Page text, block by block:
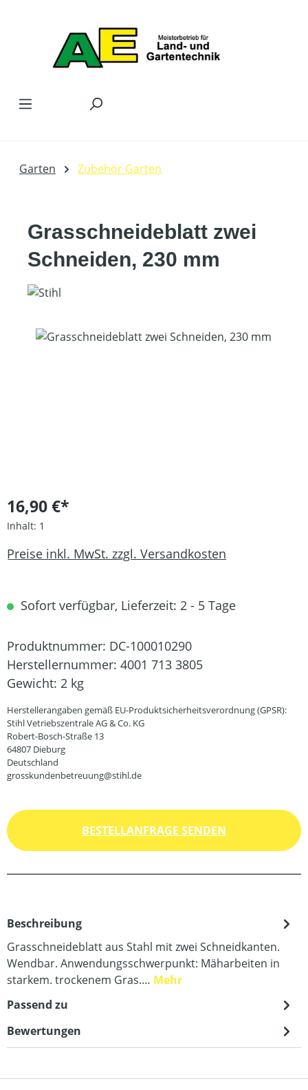
Garten Zubehör Garten
Grasschneideblatt zwei
Schneiden, 230 mm
Bildergalerie überspringen
16,90 €*
Inhalt: 1
Preise inkl. MwSt. zzgl. Versandkosten
Sofort verfügbar, Lieferzeit: 2 - 5 Tage
Produktnummer: DC-100010290
Herstellernummer: 4001 713 3805
Gewicht: 2 kg
Herstellerangaben gemäß EU-Produktsicherheitsverordnung (GPSR):
Stihl Vetriebszentrale AG & Co. KG
Robert-Bosch-Straße 13
64807 Dieburg
Deutschland
grosskundenbetreuung@stihl.de
BESTELLANFRAGE SENDEN
Beschreibung
Grasschneideblatt aus Stahl mit zwei Schneidkanten.
Wendbar. Anwendungsschwerpunkt: Mäharbeiten in
starkem. trockenem Gras.… Mehr
Passend zu
Bewertungen